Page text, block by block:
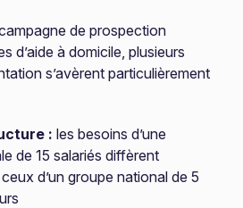
de prospection
d’aide à domicile, plusieurs
s’avèrent particulièrement
: les besoins d’une
de 15 salariés diffèrent
d’un groupe national de 5